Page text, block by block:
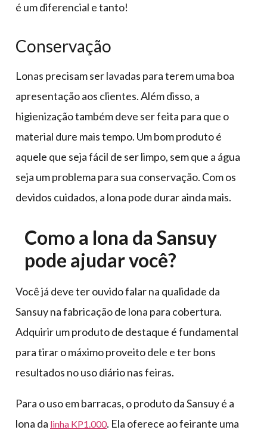
é um diferencial e tanto!
Conservação
Lonas precisam ser lavadas para terem uma boa
apresentação aos clientes. Além disso, a
higienização também deve ser feita para que o
material dure mais tempo. Um bom produto é
aquele que seja fácil de ser limpo, sem que a água
seja um problema para sua conservação. Com os
devidos cuidados, a lona pode durar ainda mais.
Como a lona da Sansuy
pode ajudar você?
Você já deve ter ouvido falar na qualidade da
Sansuy na fabricação de lona para cobertura.
Adquirir um produto de destaque é fundamental
para tirar o máximo proveito dele e ter bons
resultados no uso diário nas feiras.
Para o uso em barracas, o produto da Sansuy é a
lona da linha KP1.000. Ela oferece ao feirante uma